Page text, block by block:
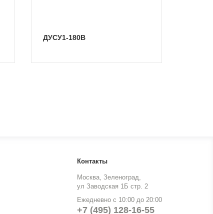
ДУСУ1-180В
Контакты
Москва, Зеленоград,
ул Заводская 1Б стр. 2
Ежедневно с 10:00 до 20:00
+7 (495) 128-16-55